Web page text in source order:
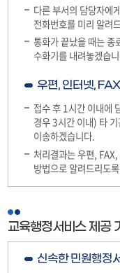
다른 부서의 담당자에
전화번호를 미리 알려
통화가 끝났을 때는 종
수화기를 내려놓겠습
우편, 인터넷,
접수 후 1시간 이내에
경우 3시간 이내) 타
이송하겠습니다.
처리결과는 우편,
방법으로 알려드리도
교육행정서비스 제공
신속한 민원행정